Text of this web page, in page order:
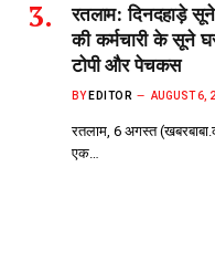
रतलाम: दिनदहाड़े
की कर्मचारी के सूने
टोपी और पेचकस
BY EDITOR AUGUST 6,
रतलाम, 6 अगस्त
एक…